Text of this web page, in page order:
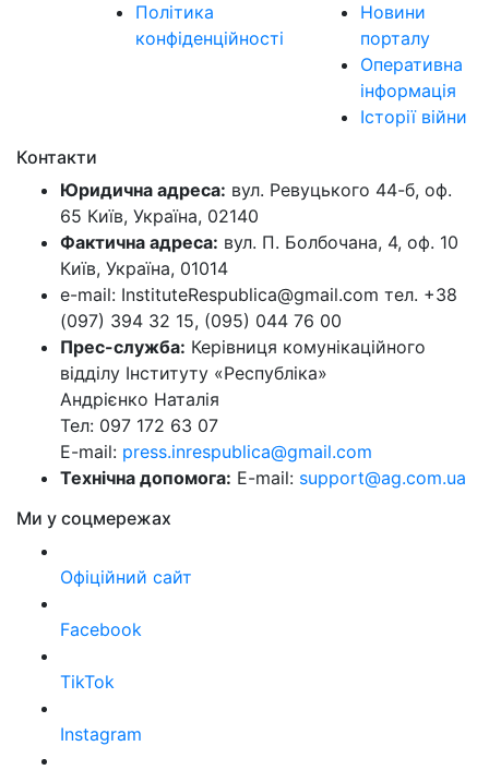
Політика
конфіденційності
Новини
порталу
Оперативна
інформація
Історії війни
Контакти
Юридична адреса: вул. Ревуцького 44-б, оф.
65 Київ, Україна, 02140
Фактична адреса: вул. П. Болбочана, 4, оф. 10
Київ, Україна, 01014
e-mail: InstituteRespublica@gmail.com тел. +38
(097) 394 32 15, (095) 044 76 00
Прес-служба: Керівниця комунікаційного
відділу Інституту «Республіка»
Андрієнко Наталія
Тел: 097 172 63 07
E-mail: press.inrespublica@gmail.com
Технічна допомога: E-mail: support@ag.com.ua
Ми у соцмережах
Офіційний сайт
Facebook
TikTok
Instagram